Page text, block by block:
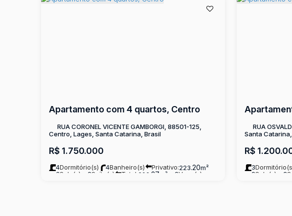
Apartamento com 4 quartos, Centro
R$ 1.750.000
RUA CORONEL VICENTE GAMBORGI, 88501-125,
Centro, Lages, Santa Catarina, Brasil
4Dormitório(s) 4Banheiro(s) Privativo:223.20m²
3Sala(s) 2Suíte(s) Total: 306 .27 m² 2Vaga(s)
R$
RUA
Santa
3
2Sala(s) 2